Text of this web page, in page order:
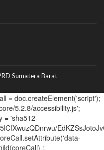
Sumatera Barat
= doc.createElement('script');
5.2.8/accessibility.js';
= 'sha512-
: